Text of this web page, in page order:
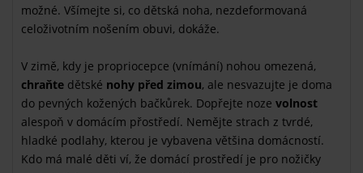
možné. Všímejte si, co dětská noha, nezdeformovaná
celoživotním nošením obuvi, dokáže.
V zimě, kdy je propriocepce (vnímání) nohou omezená,
chraňte dětské nohy před zimou, ale nesvazujte je doma
do pevných kožených bačkůrek. Dopřejte noze volnost
alespoň v domácím přostředí. Nemějte strach z tvrdé,
hladké podlahy, kterou je vybavena většina domácností.
Kdo má malé děti ví, že domácí prostředí je pro nožičky